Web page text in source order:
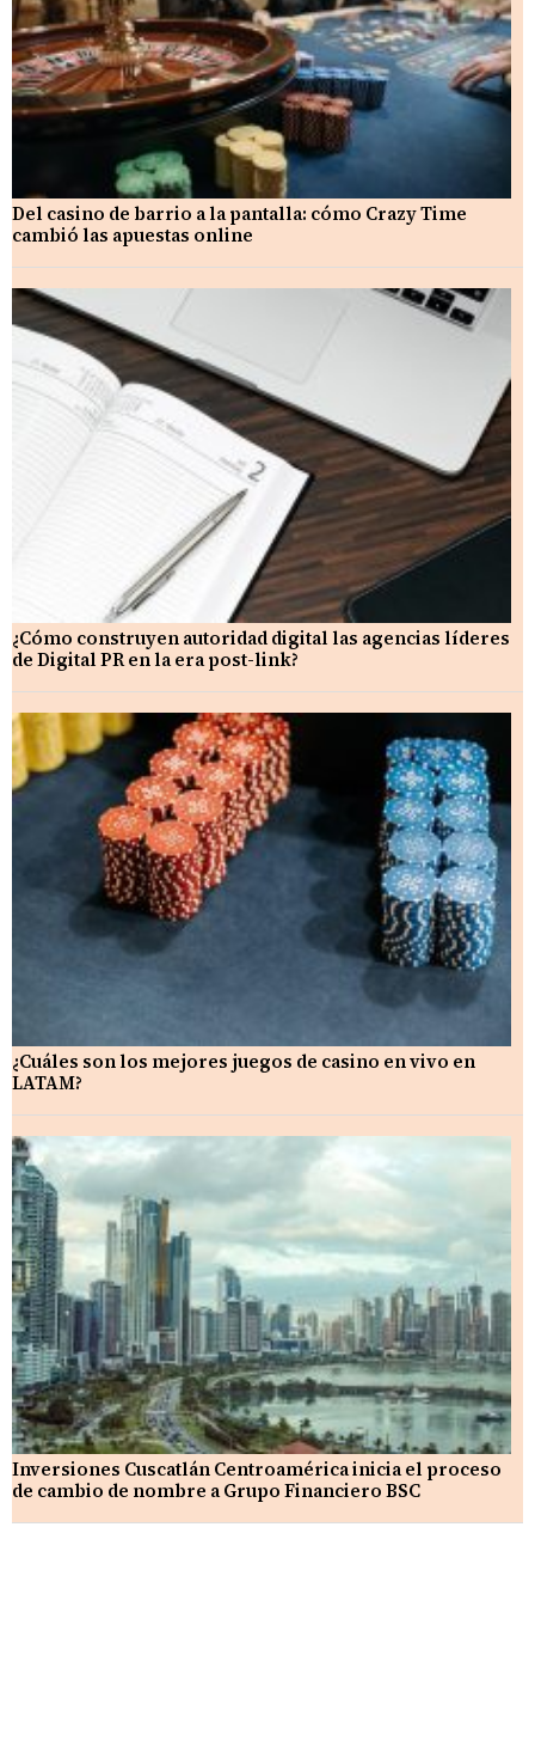
Del casino de barrio a la pantalla: cómo Crazy Time
cambió las apuestas online
¿Cómo construyen autoridad digital las agencias líderes
de Digital PR en la era post-link?
¿Cuáles son los mejores juegos de casino en vivo en
LATAM?
Inversiones Cuscatlán Centroamérica inicia el proceso
de cambio de nombre a Grupo Financiero BSC